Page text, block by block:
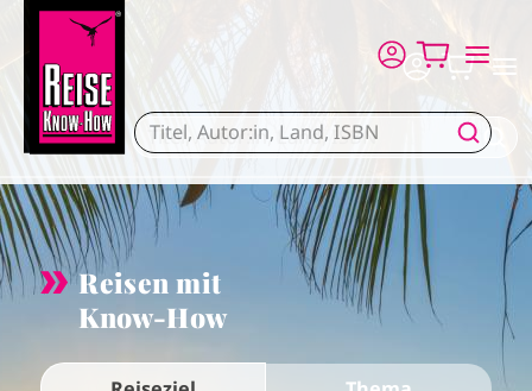
Reisen mit
Know-How